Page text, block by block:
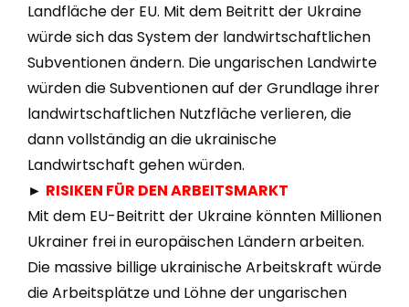
Landfläche der EU. Mit dem Beitritt der Ukraine
würde sich das System der landwirtschaftlichen
Subventionen ändern. Die ungarischen Landwirte
würden die Subventionen auf der Grundlage ihrer
landwirtschaftlichen Nutzfläche verlieren, die
dann vollständig an die ukrainische
Landwirtschaft gehen würden.
► RISIKEN FÜR DEN ARBEITSMARKT
Mit dem EU-Beitritt der Ukraine könnten Millionen
Ukrainer frei in europäischen Ländern arbeiten.
Die massive billige ukrainische Arbeitskraft würde
die Arbeitsplätze und Löhne der ungarischen